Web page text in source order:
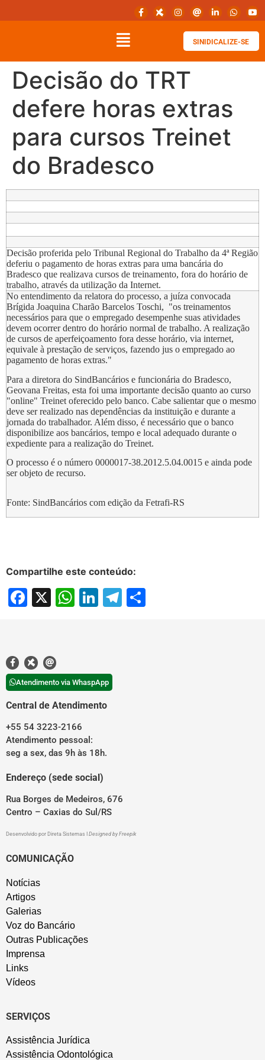
SINIDICALIZE-SE
Decisão do TRT
defere horas extras
para cursos Treinet
do Bradesco
Decisão proferida pelo Tribunal Regional do Trabalho da 4ª Região
deferiu o pagamento de horas extras para uma bancária do
Bradesco que realizava cursos de treinamento, fora do horário de
trabalho, através da utilização da Internet.
No entendimento da relatora do processo, a juíza convocada
Brígida Joaquina Charão Barcelos Toschi, "os treinamentos
necessários para que o empregado desempenhe suas atividades
devem ocorrer dentro do horário normal de trabalho. A realização
de cursos de aperfeiçoamento fora desse horário, via internet,
equivale à prestação de serviços, fazendo jus o empregado ao
pagamento de horas extras."
Para a diretora do SindBancários e funcionária do Bradesco,
Geovana Freitas, esta foi uma importante decisão quanto ao curso
"online" Treinet oferecido pelo banco. Cabe salientar que o mesmo
deve ser realizado nas dependências da instituição e durante a
jornada do trabalhador. Além disso, é necessário que o banco
disponibilize aos bancários, tempo e local adequado durante o
expediente para a realização do Treinet.
O processo é o número 0000017-38.2012.5.04.0015 e ainda pode
ser objeto de recurso.
Fonte: SindBancários com edição da Fetrafi-RS
Compartilhe este conteúdo:
Facebook
X WhatsApp
LinkedIn
Telegram
Atendimento via WhaspApp
Central de Atendimento
+55 54 3223-2166
Atendimento pessoal:
seg a sex, das 9h às 18h.
Endereço (sede social)
Rua Borges de Medeiros, 676
Centro – Caxias do Sul/RS
Desenvolvido por Direta Sistemas Designed by Freepik
COMUNICAÇÃO
Notícias
Artigos
Galerias
Voz do Bancário
Outras Publicações
Imprensa
Links
Vídeos
SERVIÇOS
Assistência Jurídica
Assistência Odontológica